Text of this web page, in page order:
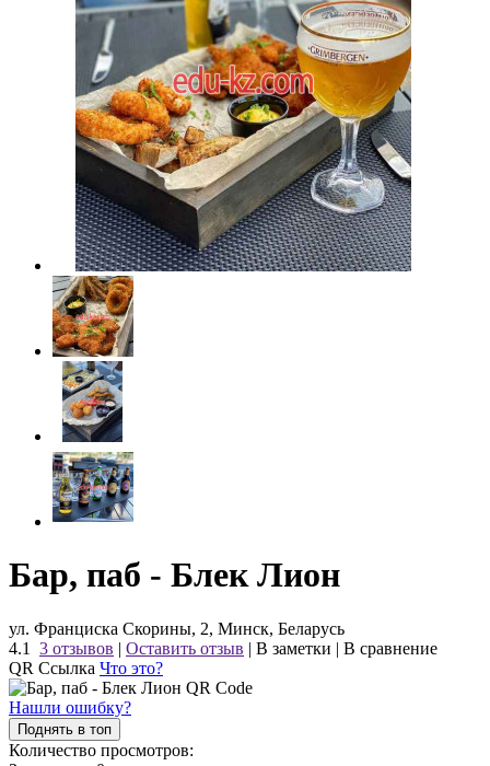
Бар, паб - Блек Лион
ул. Франциска Скорины, 2, Минск, Беларусь
4.1
3 отзывов | Оставить отзыв | В заметки | В сравнение
QR Ссылка Что это?
Нашли ошибку?
Поднять в топ
Количество просмотров: